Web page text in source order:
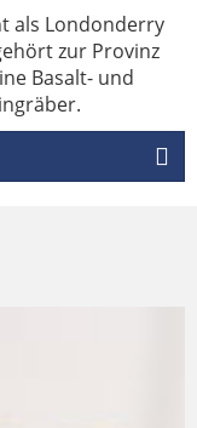
als Londonderry
zur Provinz
Basalt- und